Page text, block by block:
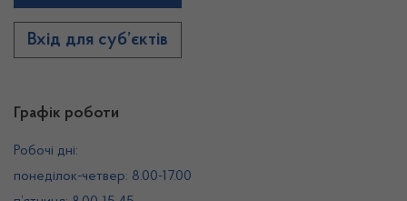
Графік роботи
Робочі дні:
понеділок-четвер: 8.00-17.00
Вхід для суб’єктів